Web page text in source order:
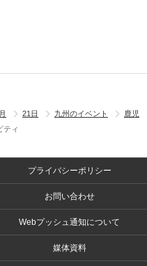
21日 九州のイベント
鹿児
ティ
プライバシーポリシー
お問い合わせ
Webプッシュ通知について
媒体資料